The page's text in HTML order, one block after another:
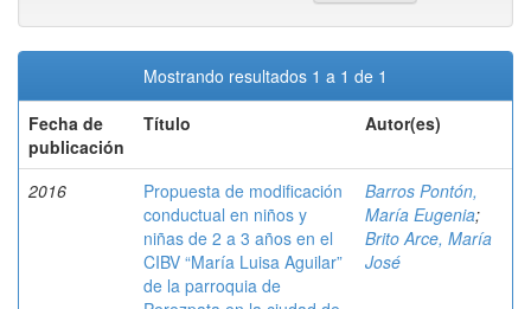
Mostrando resultados 1 a 1 de 1
Fecha de
publicación
Título Autor(es)
2016
Propuesta de modificación
conductual en niños y
niñas de 2 a 3 años en el
CIBV “María Luisa Aguilar”
de la parroquia de
Barros Pontón,
María Eugenia;
Brito Arce, María
José